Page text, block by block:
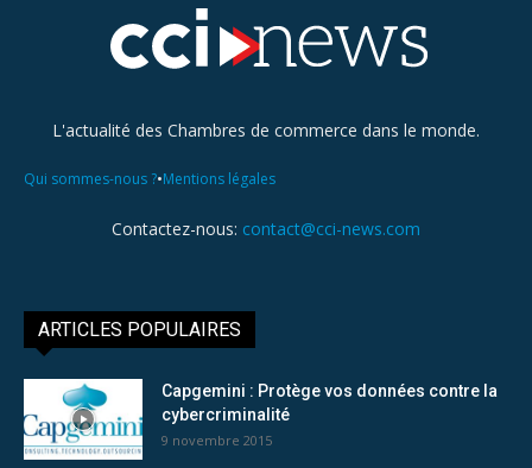
L'actualité des Chambres de commerce dans le monde.
Qui sommes-nous ?•Mentions légales
Contactez-nous: contact@cci-news.com
ARTICLES POPULAIRES
Capgemini : Protège vos données contre la
cybercriminalité
9 novembre 2015